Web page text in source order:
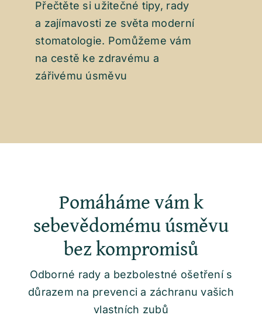
Přečtěte si užitečné tipy, rady
a zajímavosti ze světa moderní
stomatologie. Pomůžeme vám
na cestě ke zdravému a
zářivému úsměvu
Pomáháme vám k
sebevědomému úsměvu
bez kompromisů
Odborné rady a bezbolestné ošetření s
důrazem na prevenci a záchranu vašich
vlastních zubů